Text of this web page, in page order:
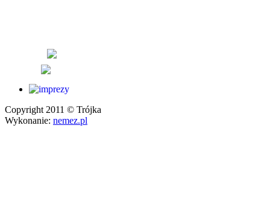
Copyright 2011 © Trójka
Wykonanie: nemez.pl